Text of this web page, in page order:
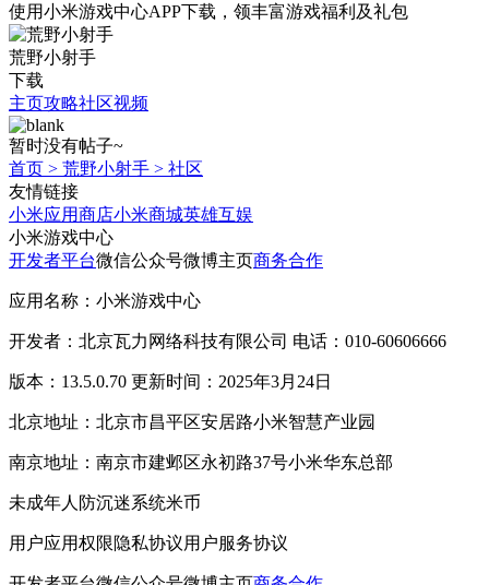
使用小米游戏中心APP下载 ，领丰富游戏福利 及礼包
荒野小射手
下载
主页攻略社区视频
暂时没有帖子~
首页 > 荒野小射手 > 社区
友情链接
小米应用商店小米商城英雄互娱
小米游戏中心
开发者平台微信公众号微博主页商务合作
应用名称：小米游戏中心
开发者：北京瓦力网络科技有限公司 电话：010-60606666
版本：13.5.0.70 更新时间：2025年3月24日
北京地址：北京市昌平区安居路小米智慧产业园
南京地址：南京市建邺区永初路37号小米华东总部
未成年人防沉迷系统米币
用户应用权限隐私协议用户服务协议